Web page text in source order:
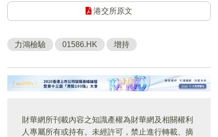
港交所原文
力鴻檢驗 01586.HK 增持
財華網所刊載內容之知識產權為財華網及相關權利
人專屬所有或持有。未經許可，禁止進行轉載、摘